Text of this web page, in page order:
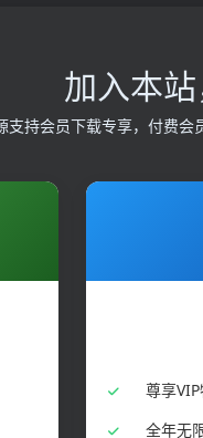
加入本
支持会员下载专享，付费会
尊享
全年无